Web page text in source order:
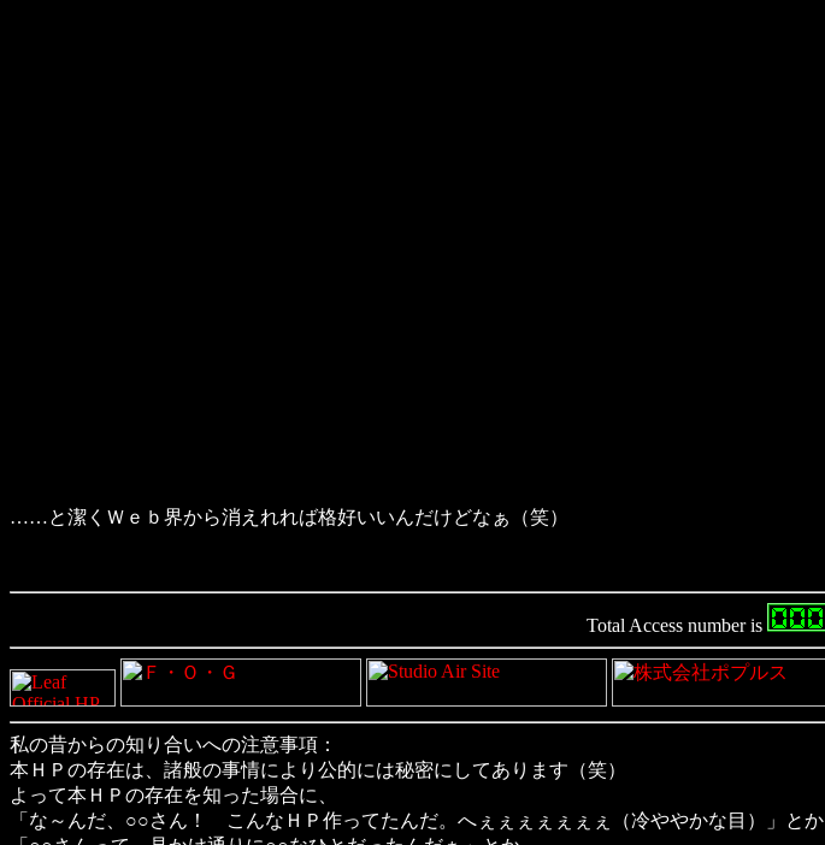
……と潔くＷｅｂ界から消えれれば格好いいんだけどなぁ（笑）
Total Access number is
私の昔からの知り合いへの注意事項：
本ＨＰの存在は、諸般の事情により公的には秘密にしてあります（笑）
よって本ＨＰの存在を知った場合に、
「な～んだ、○○さん！ こんなＨＰ作ってたんだ。へぇぇぇぇぇぇぇ（冷ややかな目）」とか